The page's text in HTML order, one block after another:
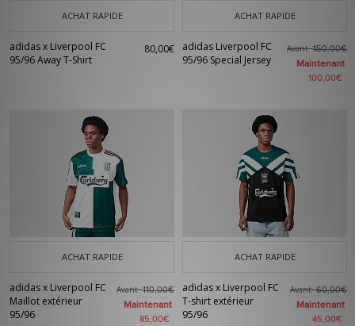
ACHAT RAPIDE
adidas x Liverpool FC
95/96 Away T-Shirt
80,00€
ACHAT RAPIDE
adidas Liverpool FC
95/96 Special Jersey
Avant150,00€
Maintenant
100,00€
ACHAT RAPIDE
adidas x Liverpool FC
Maillot extérieur
95/96
Avant110,00€
Maintenant
85,00€
ACHAT RAPIDE
adidas x Liverpool FC
T-shirt extérieur
95/96
Avant60,00€
Maintenant
45,00€